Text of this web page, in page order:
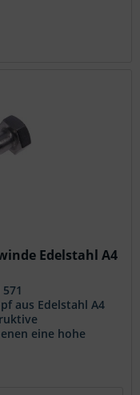
Edelstahl A4
aus Edelstahl A4
eine hohe